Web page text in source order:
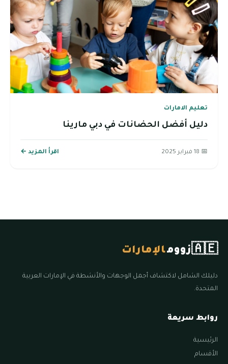
تعليم الامارات
دليل أفضل الحضانات في دبي مارينا
📅 18 فبراير 2025 اقرأ المزيد ←
🇦🇪زوومالإمارات
دليلك الشامل لاكتشاف أجمل الوجهات والأنشطة في الإمارات العربية
المتحدة.
روابط سريعة
الرئيسية
الأقسام